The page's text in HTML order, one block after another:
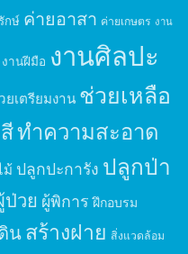
กษ์ ค่ายอาสา ค่ายเกษตร งาน
งานฝีมือ งานศิลปะ
ยเตรียมงาน ช่วยเหลือ
ทำความสะอาด
ม้ ปลูกปะการัง ปลูกป่า
ป่วย ผู้พิการ ฝึกอบรม
นสร้างฝาย สิ่งแวดล้อม